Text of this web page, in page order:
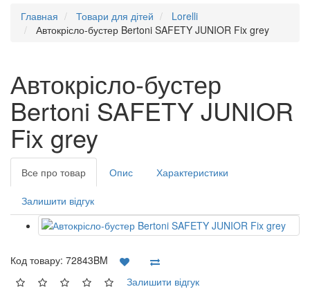
Главная
Товари для дітей
Lorelli
Автокрісло-бустер Bertoni SAFETY JUNIOR Fix grey
Автокрісло-бустер
Bertoni SAFETY JUNIOR
Fix grey
Все про товар Опис Характеристики
Залишити відгук
Код товару: 72843BM
Залишити відгук